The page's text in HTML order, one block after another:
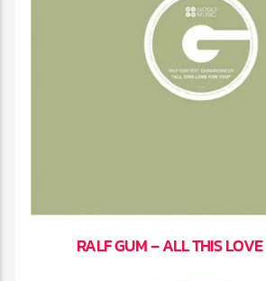
RALF GUM – ALL THIS